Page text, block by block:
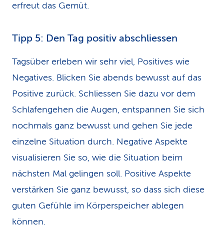
erfreut das Gemüt.
Tipp 5: Den Tag positiv abschliessen
Tagsüber erleben wir sehr viel, Positives wie
Negatives. Blicken Sie abends bewusst auf das
Positive zurück. Schliessen Sie dazu vor dem
Schlafengehen die Augen, entspannen Sie sich
nochmals ganz bewusst und gehen Sie jede
einzelne Situation durch. Negative Aspekte
visualisieren Sie so, wie die Situation beim
nächsten Mal gelingen soll. Positive Aspekte
verstärken Sie ganz bewusst, so dass sich diese
guten Gefühle im Körperspeicher ablegen
können.